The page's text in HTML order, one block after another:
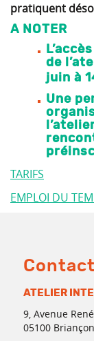
pratiquent
A NOTER
de
juin à
Une
TARIFS
EMPLOI DU
Contact
ATELIER
9, Avenue
05100 Briançon